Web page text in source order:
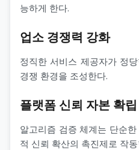
능하게 한다.
업소 경쟁력 강화
정직한 서비스 제공자가 정
경쟁 환경을 조성한다.
플랫폼 신뢰 자본 확립
알고리즘 검증 체계는 단순
적 신뢰 확산의 촉진제로 작